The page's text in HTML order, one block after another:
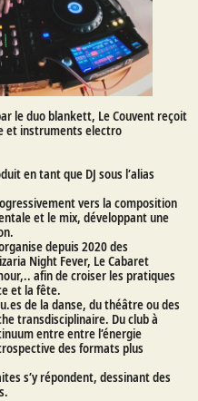
le duo blankett, Le Couvent reçoit
et instruments electro
en tant que DJ sous l’alias
vers la composition
et le mix, développant une
depuis 2020 des
Night Fever, Le Cabaret
afin de croiser les pratiques
et la fête.
de la danse, du théâtre ou des
transdisciplinaire. Du club à
entre entre l’énergie
des formats plus
s’y répondent, dessinant des